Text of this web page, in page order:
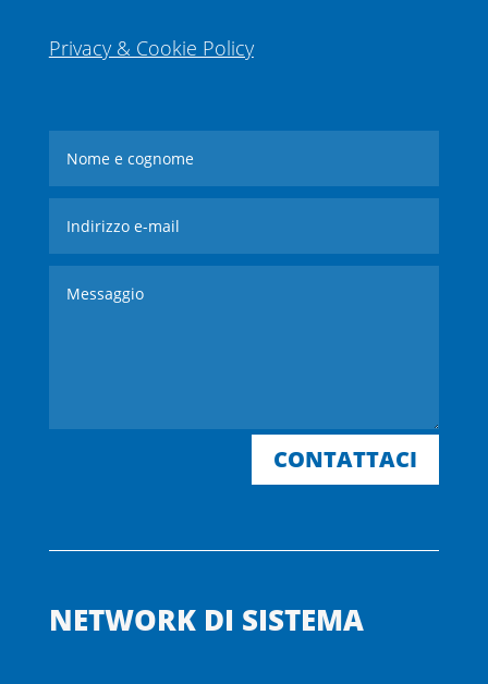
Privacy & Cookie Policy
CONTATTACI
NETWORK DI SISTEMA